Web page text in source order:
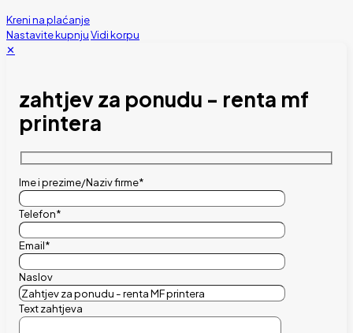
Kreni na plaćanje
Nastavite kupnjuVidi korpu
✕
zahtjev za ponudu - renta mf
printera
Ime i prezime/Naziv firme*
Telefon*
Email*
Naslov
Text zahtjeva